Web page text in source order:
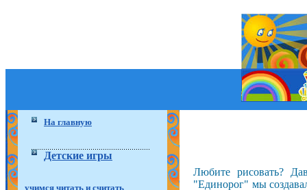
На главную
Детские игры
учимся читать и считать
Любите рисовать?
"Единорог" мы